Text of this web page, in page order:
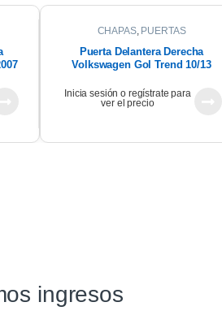
CHAPAS, PUERTAS
Puerta Delantera Derecha
Volkswagen Gol Trend 10/13
Inicia sesión o regístrate para
ver el precio
ingresos